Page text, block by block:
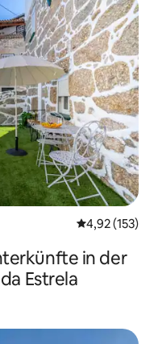
4,92 (153)
in der
Estrela